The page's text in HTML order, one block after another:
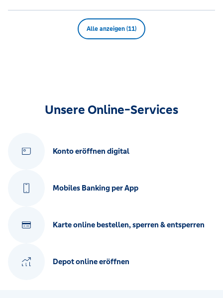
Alle anzeigen (11)
Unsere Online-Services
Konto eröffnen digital
Mobiles Banking per App
Karte online bestellen, sperren & entsperren
Depot online eröffnen